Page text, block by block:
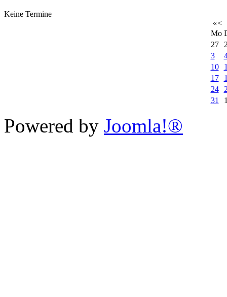
Keine Termine
«<
Mo
27
3
10
17
24
31
Powered by Joomla!®